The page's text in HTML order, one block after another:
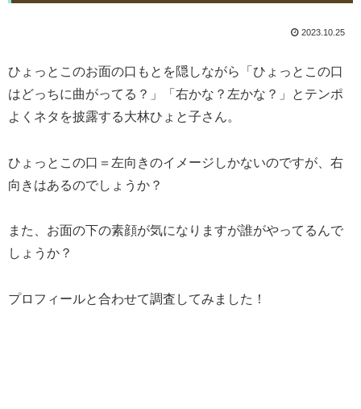
2023.10.25
ひょっとこのお面の口もとを隠しながら「ひょっとこの口
はどっちに曲がってる？」「右かな？左かな？」とテンポ
よくネタを披露する大林ひょと子さん。
ひょっとこの口＝左向きのイメージしかないのですが、右
向きはあるのでしょうか？
また、お面の下の素顔が気になりますが誰がやってるんで
しょうか？
プロフィールと合わせて調査してみました！